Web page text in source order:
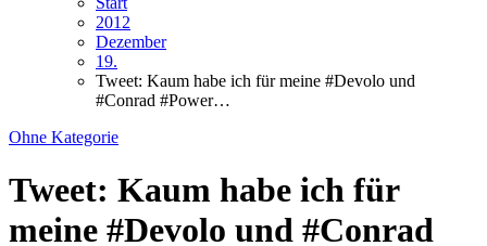
2012
Dezember
19.
Tweet: Kaum habe ich für meine #Devolo und
#Conrad #Power…
Ohne Kategorie
Tweet: Kaum habe ich für
meine #Devolo und #Conrad